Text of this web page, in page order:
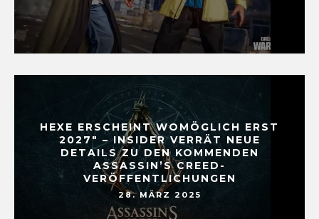
HEXE ERSCHEINT WOMÖGLICH ERST
2027″ – INSIDER VERRÄT NEUE
DETAILS ZU DEN KOMMENDEN
ASSASSIN’S CREED-
VERÖFFENTLICHUNGEN
28. MÄRZ 2025